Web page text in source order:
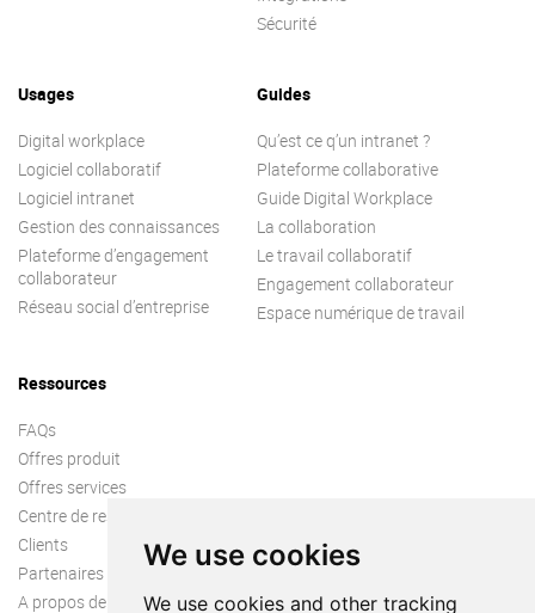
We use cookies
We use cookies and other tracking
Offre Professionnelle
Contactez-nous
Essayez eXo
Sécurité
Usages
Digital workplace
Logiciel collaboratif
Logiciel intranet
Gestion des connaissances
Plateforme d’engagement
collaborateur
Réseau social d’entreprise
Guides
Qu’est ce q’un intranet ?
Plateforme collaborative
Guide Digital Workplace
La collaboration
Le travail collaboratif
Engagement collaborateur
Espace numérique de travail
Ressources
FAQs
Offres produit
Offres services
Centre de ressources
Clients
Partenaires
A propos de nous